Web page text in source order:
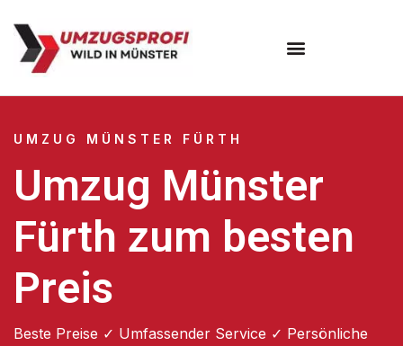
UMZUG MÜNSTER FÜRTH
Umzug Münster
Fürth zum besten
Preis
Beste Preise ✓ Umfassender Service ✓ Persönliche